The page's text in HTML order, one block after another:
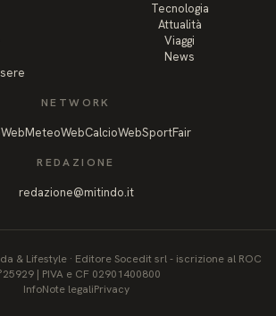
Tecnologia
Attualità
Viaggi
News
NETWORK
MeteoWebCalcioWebSportFair
REDAZIONE
redazione@mitindo.it
& Lifestyle · Editore Socedit srl - iscrizione al ROC
| PIVA e CF 02901400800
InfoNote legaliPrivacy